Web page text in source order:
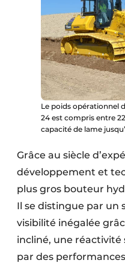
Sécurité incendie
Software
Techniques
Travaux ferroviaires
Le poids opérationnel
24 est compris entre
capacité de lame
Grâce au siècle
développement et
plus gros bouteur
Il se distingue par un
visibilité inégalée
incliné, une réactivité
par des